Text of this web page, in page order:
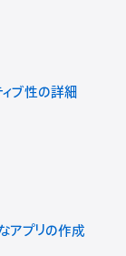
ブ性の詳細
アプリの作成